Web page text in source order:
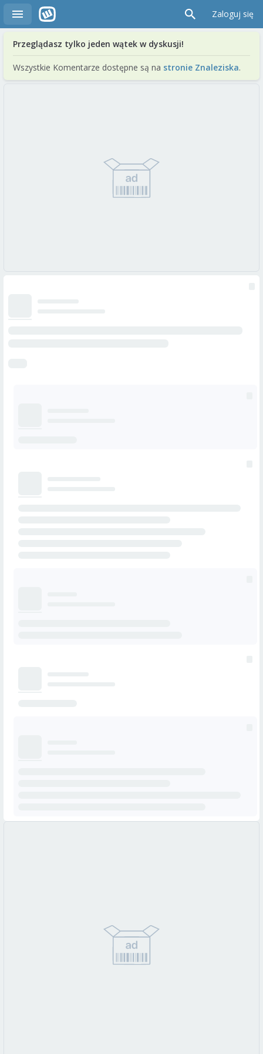
Zaloguj się
Przeglądasz tylko jeden wątek w dyskusji!
Wszystkie Komentarze dostępne są na stronie Znaleziska.